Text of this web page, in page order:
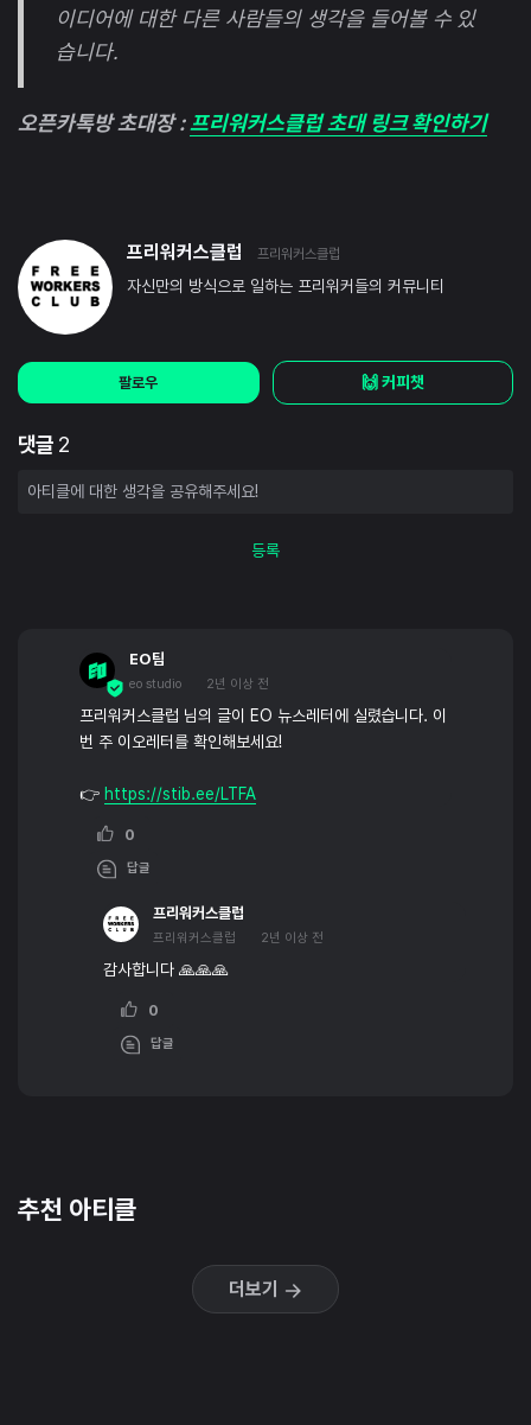
이디어에 대한 다른 사람들의 생각을 들어볼 수 있
습니다.
오픈카톡방 초대장 :프리워커스클럽 초대 링크 확인하기
프리워커스클럽 프리워커스클럽
자신만의 방식으로 일하는 프리워커들의 커뮤니티
팔로우 🙌 커피챗
댓글 2
등록
EO팀
eo studio 2년 이상 전
프리워커스클럽 님의 글이 EO 뉴스레터에 실렸습니다. 이
번 주 이오레터를 확인해보세요!
👉 https://stib.ee/LTFA
0
답글
프리워커스클럽
프리워커스클럽 2년 이상 전
감사합니다 🙏🙏🙏
0
답글
추천 아티클
더보기